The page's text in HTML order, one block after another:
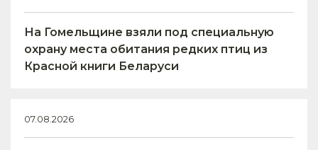
На Гомельщине взяли под специальную
охрану места обитания редких птиц из
Красной книги Беларуси
07.08.2026